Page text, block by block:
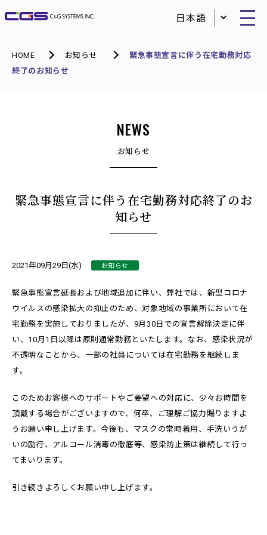
HOME お知らせ
緊急事態宣言に伴う在宅勤務対応
終了のお知らせ
NEWS
お知らせ
緊急事態宣言に伴う在宅勤務対応終了のお
知らせ
2021年09月29日(水) お知らせ
緊急事態宣言延長および地域追加に伴い、弊社では、新型コロナ
ウイルスの感染拡大の抑止のため、対象地域の事業所において在
宅勤務を実施しておりましたが、9月30日での宣言解除決定に伴
い、10月1日以降は原則通常勤務といたします。なお、感染状況が
不透明なことから、一部の社員については在宅勤務を継続しま
す。
このためお客様へのサポートやご要望への対応に、少々お時間を
頂戴する場合がございますので、何卒、ご理解ご協力賜りますよ
うお願い申し上げます。今後も、マスクの常時着用、手洗いうが
いの励行、アルコール消毒の徹底等、感染防止策は継続して行っ
てまいります。
引き続きよろしくお願い申し上げます。